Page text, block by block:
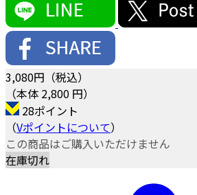
3,080円（税込）
（本体 2,800 円）
28ポイント
（Vポイントについて）
この商品はご購入いただけません
在庫切れ